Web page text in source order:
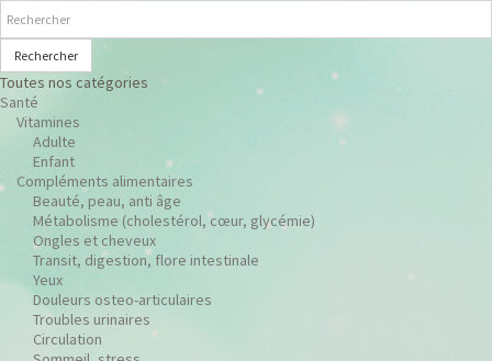
Rechercher
Toutes nos catégories
Santé
Vitamines
Adulte
Enfant
Compléments alimentaires
Beauté, peau, anti âge
Métabolisme (cholestérol, cœur, glycémie)
Ongles et cheveux
Transit, digestion, flore intestinale
Yeux
Douleurs osteo-articulaires
Troubles urinaires
Circulation